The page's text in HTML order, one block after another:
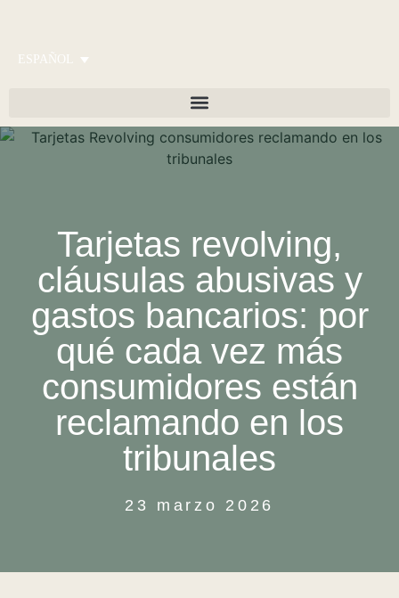
ESPAÑOL
Tarjetas revolving,
cláusulas abusivas y
gastos bancarios: por
qué cada vez más
consumidores están
reclamando en los
tribunales
23 marzo 2026